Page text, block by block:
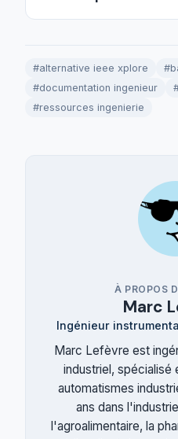
#alternative ieee xplore
#documentation ingenieur
#ressources ingenierie
À PROPOS
Marc
Ingénieur
Marc Lefèvre est
industriel, spécialisé
automatismes
ans dans
l'agroalimentaire, la